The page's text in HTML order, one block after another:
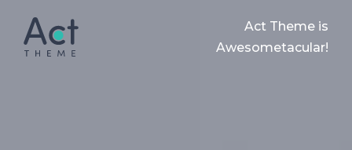
Act Theme is
Awesometacular!